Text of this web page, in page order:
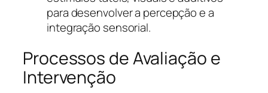
para desenvolver a percepção e a
integração sensorial.
Processos de Avaliação e
Intervenção